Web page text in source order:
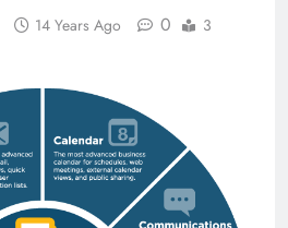
14 Years Ago 0
3